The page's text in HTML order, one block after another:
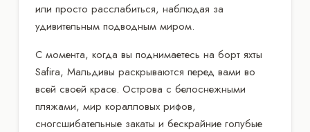
или просто расслабиться, наблюдая за
удивительным подводным миром.
С момента, когда вы поднимаетесь на борт яхты
Safira, Мальдивы раскрываются перед вами во
всей своей красе. Острова с белоснежными
пляжами, мир коралловых рифов,
сногсшибательные закаты и бескрайние голубые